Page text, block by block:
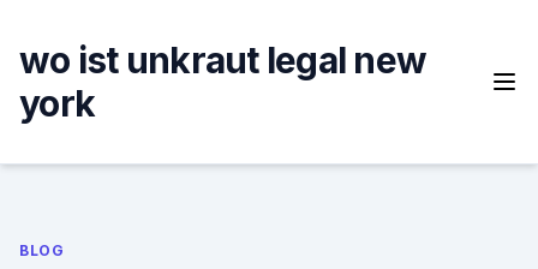
content
wo ist unkraut legal new
york
BLOG